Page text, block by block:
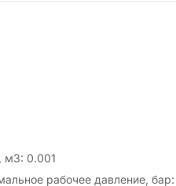
м3: 0.001
рабочее давление, бар: